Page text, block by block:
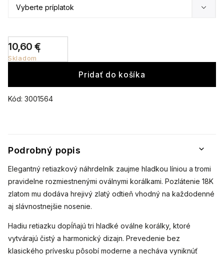
Kód: 3001564
10,60 €
Skladom
Pridať do košíka
Podrobný popis
Elegantný retiazkový náhrdelník zaujme hladkou líniou a tromi
pravidelne rozmiestnenými oválnymi korálkami. Pozlátenie 18K
zlatom mu dodáva hrejivý zlatý odtieň vhodný na každodenné
aj slávnostnejšie nosenie.
Hadiu retiazku dopĺňajú tri hladké oválne korálky, ktoré
vytvárajú čistý a harmonický dizajn. Prevedenie bez
klasického prívesku pôsobí moderne a necháva vyniknúť